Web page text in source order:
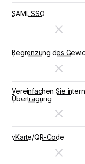
SAML SSO
Begrenzung des
Vereinfachen Sie
Übertragung
vKarte/QR-Code